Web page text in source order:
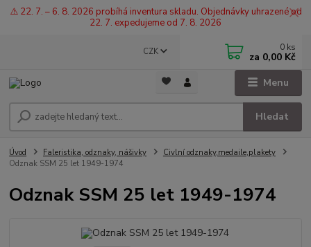
⚠️ 22. 7. – 6. 8. 2026 probíhá inventura skladu. Objednávky uhrazené od
22. 7. expedujeme od 7. 8. 2026
Menu
CZK
Hledat
0 ks
za 0,00 Kč
Úvod Faleristika, odznaky, nášivky
Civlní odznaky,medaile,plakety
Odznak SSM 25 let 1949-1974
Odznak SSM 25 let 1949-1974